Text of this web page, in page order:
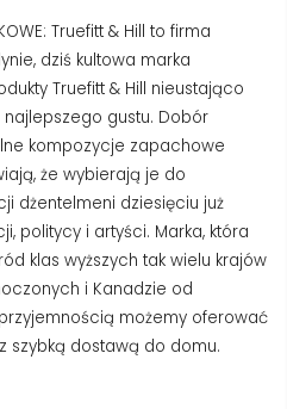
Truefitt & Hill to firma
dziś kultowa marka
Truefitt & Hill nieustająco
gustu. Dobór
kompozycje zapachowe
że wybierają je do
dżentelmeni dziesięciu już
politycy i artyści. Marka, która
klas wyższych tak wielu krajów
i Kanadzie od
możemy oferować
szybką dostawą do domu.